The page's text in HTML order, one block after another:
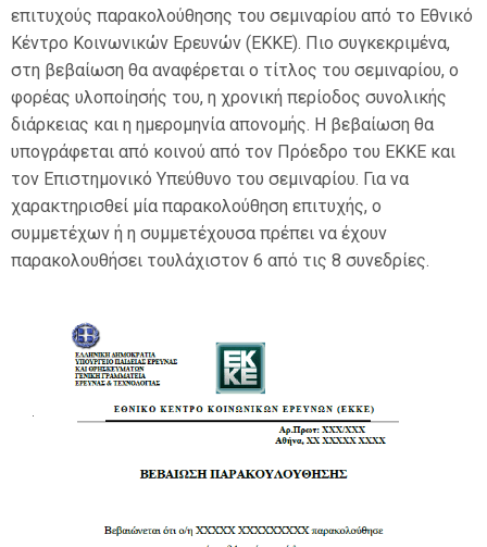
Επικοινωνία
Αναζήτηση
μαθημάτων
επιτυχούς παρακολούθησης του σεμιναρίου από το Εθνικό
Κέντρο Κοινωνικών Ερευνών (ΕΚΚΕ). Πιο συγκεκριμένα,
στη βεβαίωση θα αναφέρεται ο τίτλος του σεμιναρίου, ο
φορέας υλοποίησής του, η χρονική περίοδος συνολικής
διάρκειας και η ημερομηνία απονομής. Η βεβαίωση θα
υπογράφεται από κοινού από τον Πρόεδρο του ΕΚΚΕ και
τον Επιστημονικό Υπεύθυνο του σεμιναρίου. Για να
χαρακτηρισθεί μία παρακολούθηση επιτυχής, ο
συμμετέχων ή η συμμετέχουσα πρέπει να έχουν
παρακολουθήσει τουλάχιστον 6 από τις 8 συνεδρίες.